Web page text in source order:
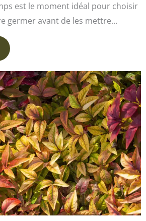
est le moment idéal pour choisir
germer avant de les mettre…